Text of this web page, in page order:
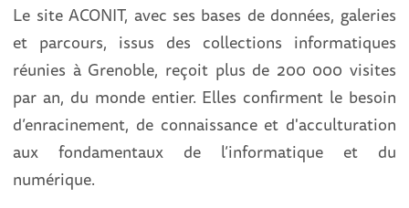
Le site ACONIT, avec ses bases de données, galeries
et parcours, issus des collections informatiques
réunies à Grenoble, reçoit plus de 200 000 visites
par an, du monde entier. Elles confirment le besoin
d’enracinement, de connaissance et d'acculturation
aux fondamentaux de l’informatique et du
numérique.